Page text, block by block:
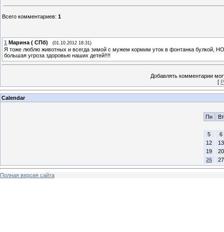
Всего комментариев: 1
1 Марина ( СПб) (01.10.2012 18:31)
Я тоже люблю животных и всегда зимой с мужем кормим уток в фонтанка булкой,
большая угроза здоровью наших детей!!!!
Добавлять комментарии
[
Calendar
Пн Вт
5
6
12
13
19
20
26
27
Полная версия сайта